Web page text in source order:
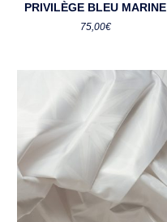
PRIVILÈGE BLEU MARINE
75,00€